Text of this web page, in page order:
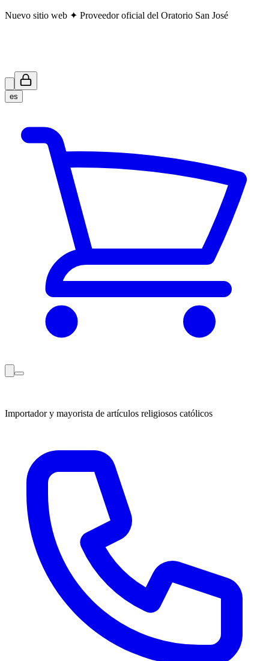
Nuevo sitio web ✦ Proveedor oficial del Oratorio San José
es
Importador y mayorista de artículos religiosos católicos